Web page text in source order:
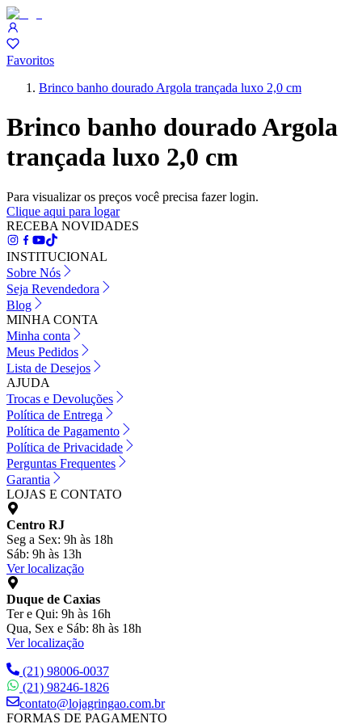
Favoritos
Brinco banho dourado Argola trançada luxo 2,0 cm
Brinco banho dourado Argola
trançada luxo 2,0 cm
Para visualizar os preços você precisa fazer login.
Clique aqui para logar
RECEBA NOVIDADES
INSTITUCIONAL
Sobre Nós
Seja Revendedora
Blog
MINHA CONTA
Minha conta
Meus Pedidos
Lista de Desejos
AJUDA
Trocas e Devoluções
Política de Entrega
Política de Pagamento
Política de Privacidade
Perguntas Frequentes
Garantia
LOJAS E CONTATO
Centro RJ
Seg a Sex: 9h às 18h
Sáb: 9h às 13h
Ver localização
Duque de Caxias
Ter e Qui: 9h às 16h
Qua, Sex e Sáb: 8h às 18h
Ver localização
(21) 98006-0037
(21) 98246-1826
contato@lojagringao.com.br
FORMAS DE PAGAMENTO